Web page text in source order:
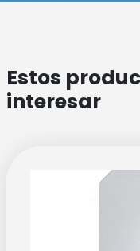
Estos
interesar